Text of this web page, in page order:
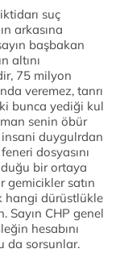
suç
arkasına
başbakan
altını
75 milyon
veremez, tanrı
bunca yediği kul
senin öbür
duygulrdan
dosyasını
bir ortaya
gemicikler satın
hangi dürüstlükle
Sayın CHP genel
hesabını
da sorsunlar.